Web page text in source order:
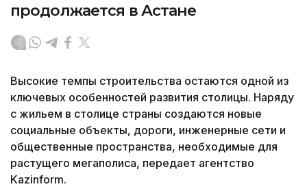
продолжается в Астане
Высокие темпы строительства остаются одной из
ключевых особенностей развития столицы. Наряду
с жильем в столице страны создаются новые
социальные объекты, дороги, инженерные сети и
общественные пространства, необходимые для
растущего мегаполиса, передает агентство
Kazinform.